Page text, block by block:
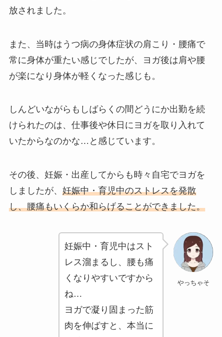
放されました。
また、当時はうつ病の身体症状の肩こり・腰痛で
常に身体が重たい感じでしたが、ヨガ後は肩や腰
が楽になり身体が軽くなった感じも。
しんどいながらもしばらくの間どうにか出勤を続
けられたのは、仕事後や休日にヨガを取り入れて
いたからなのかな…と感じています。
その後、妊娠・出産してからも時々自宅でヨガを
しましたが、 妊娠中・育児中のストレスを発散
し、腰痛もいくらか和らげることができました。
やっちゃそ
妊娠中・育児中はスト
レス溜まるし、腰も痛
くなりやすいですから
ね…
ヨガで凝り固まった筋
肉を伸ばすと、本当に